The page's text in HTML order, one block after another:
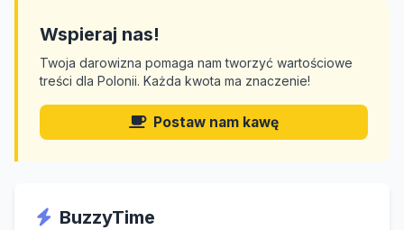
Wspieraj nas!
Twoja darowizna pomaga nam tworzyć wartościowe
treści dla Polonii. Każda kwota ma znaczenie!
Postaw nam kawę
BuzzyTime